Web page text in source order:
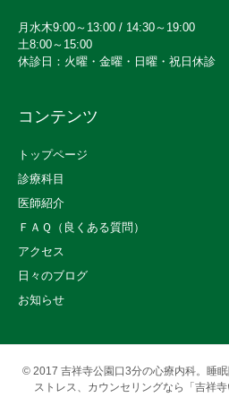
月水木9:00～13:00 / 14:30～19:00
土8:00～15:00
休診日：火曜・金曜・日曜・祝日休診
コンテンツ
トップページ
診療科目
医師紹介
ＦＡＱ（良くある質問）
アクセス
日々のブログ
お知らせ
© 2017 吉祥寺公園口3分の心療内科。睡
ストレス、カウンセリングなら「吉祥寺